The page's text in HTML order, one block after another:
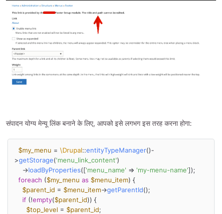
संपादन योग्य मेन्यू लिंक बनाने के लिए, आपको इसे लगभग इस तरह करना होगा:
$my_menu = \Drupal::entityTypeManager()-
>getStorage('menu_link_content')
    ->
loadByProperties(['menu_name' => 'my-menu-name']);
foreach ($my_menu as $menu_item) {
$parent_id = $menu_item->getParentId();
if (!empty($parent_id)) {
$top_level = $parent_id;